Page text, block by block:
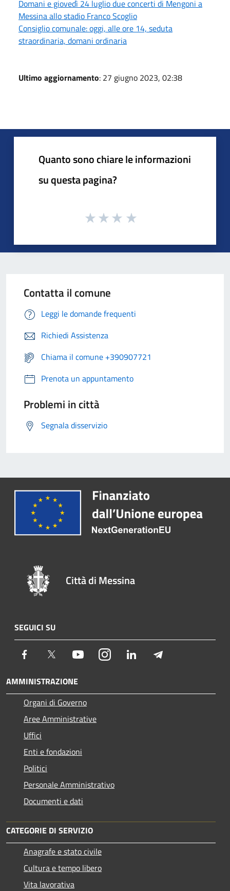
Domani e giovedì 24 luglio due concerti di Mengoni a
Messina allo stadio Franco Scoglio
Consiglio comunale: oggi, alle ore 14, seduta
straordinaria, domani ordinaria
Ultimo aggiornamento: 27 giugno 2023, 02:38
Quanto sono chiare le informazioni
su questa pagina?
Contatta il comune
Leggi le domande frequenti
Richiedi Assistenza
Chiama il comune +390907721
Prenota un appuntamento
Problemi in città
Segnala disservizio
Città di Messina
SEGUICI SU
Facebook Twitter YoutubeInstagram LinkedIn
AMMINISTRAZIONE
Organi di Governo
Aree Amministrative
Uffici
Enti e fondazioni
Politici
Personale Amministrativo
Documenti e dati
CATEGORIE DI SERVIZIO
Anagrafe e stato civile
Cultura e tempo libero
Vita lavorativa